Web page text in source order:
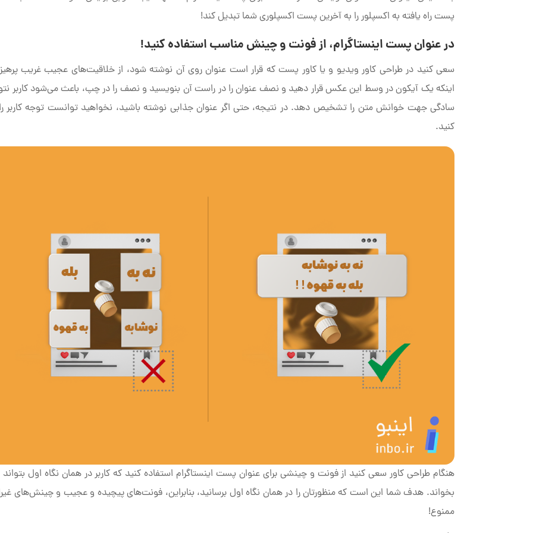
پست راه یافته به اکسپلور را به آخرین پست اکسپلوری شما تبدیل کند!
در عنوان پست اینستاگرام، از فونت و چینش مناسب استفاده کنید!
سعی کنید در طراحی کاور ویدیو و یا کاور پست که قرار است عنوان روی آن نوشته شود، از خلاقیت‌های عجیب غریب
اینکه یک آیکون در وسط این عکس قرار دهید و نصف عنوان را در راست آن بنویسید و نصف را در چپ، باعث می‌شود کاربر
سادگی جهت خوانش متن را تشخیص دهد. در نتیجه، حتی اگر عنوان جذابی نوشته باشید، نخواهید توانست توجه کاربر
کنید.
هنگام طراحی کاور سعی کنید از فونت و چینشی برای عنوان پست اینستاگرام استفاده کنید که کاربر در همان نگاه اول بتواند
بخواند. هدف شما این است که منظورتان را در همان نگاه اول برسانید، بنابراین، فونت‌های پیچیده و عجیب و چینش‌های
ممنوع!